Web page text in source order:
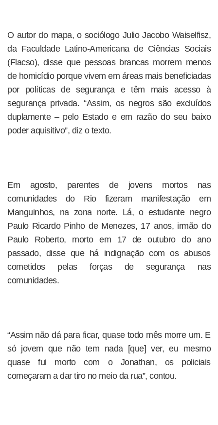
O autor do mapa, o sociólogo Julio Jacobo Waiselfisz,
da Faculdade Latino-Americana de Ciências Sociais
(Flacso), disse que pessoas brancas morrem menos
de homicídio porque vivem em áreas mais beneficiadas
por políticas de segurança e têm mais acesso à
segurança privada. “Assim, os negros são excluídos
duplamente – pelo Estado e em razão do seu baixo
poder aquisitivo”, diz o texto.
Em agosto, parentes de jovens mortos nas
comunidades do Rio fizeram manifestação em
Manguinhos, na zona norte. Lá, o estudante negro
Paulo Ricardo Pinho de Menezes, 17 anos, irmão do
Paulo Roberto, morto em 17 de outubro do ano
passado, disse que há indignação com os abusos
cometidos pelas forças de segurança nas
comunidades.
“Assim não dá para ficar, quase todo mês morre um. E
só jovem que não tem nada [que] ver, eu mesmo
quase fui morto com o Jonathan, os policiais
começaram a dar tiro no meio da rua”, contou.